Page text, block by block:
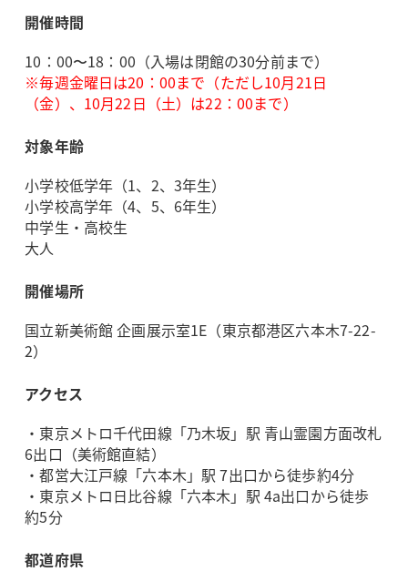
開催時間
10：00〜18：00（入場は閉館の30分前まで）
※毎週金曜日は20：00まで（ただし10月21日
（金）、10月22日（土）は22：00まで）
対象年齢
小学校低学年（1、2、3年生）
小学校高学年（4、5、6年生）
中学生・高校生
大人
開催場所
国立新美術館 企画展示室1E（東京都港区六本木7-22-
2）
アクセス
・東京メトロ千代田線「乃木坂」駅 青山霊園方面改札
6出口（美術館直結）
・都営大江戸線「六本木」駅 7出口から徒歩約4分
・東京メトロ日比谷線「六本木」駅 4a出口から徒歩
約5分
都道府県